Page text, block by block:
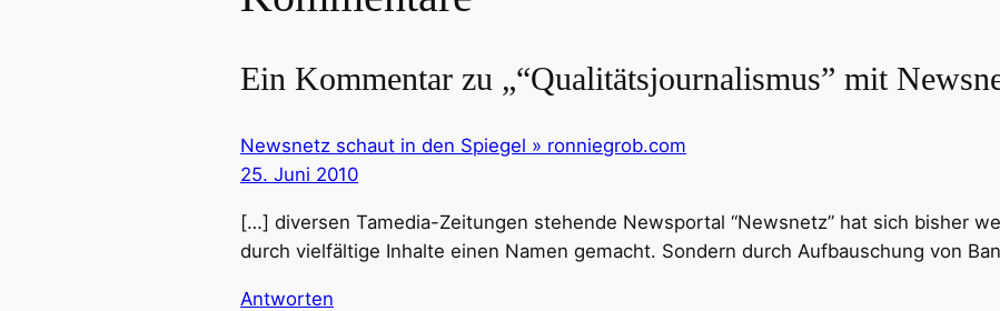
Ein Kommentar zu „“Qualitätsjournalismus” mit
Newsnetz schaut in den Spiegel » ronniegrob.com
25. Juni 2010
[…] diversen Tamedia-Zeitungen stehende Newsportal “Newsnetz” hat sich bisher
durch vielfältige Inhalte einen Namen gemacht. Sondern durch Aufbauschung von
Antworten